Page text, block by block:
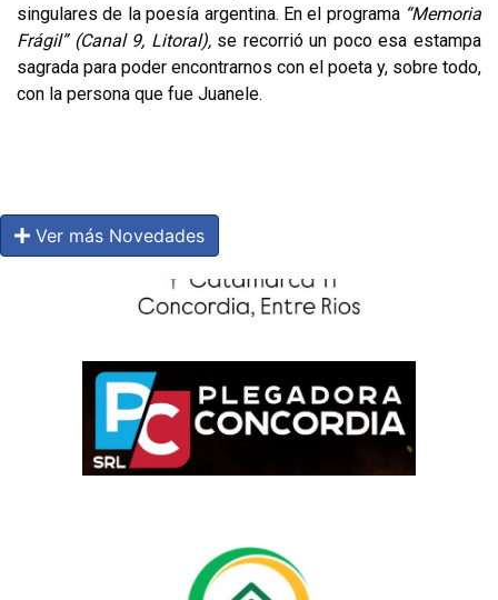
singulares de la poesía argentina. En el programa “Memoria
Frágil” (Canal 9, Litoral),se recorrió un poco esa estampa
sagrada para poder encontrarnos con el poeta y, sobre todo,
con la persona que fue Juanele.
Ver más Novedades